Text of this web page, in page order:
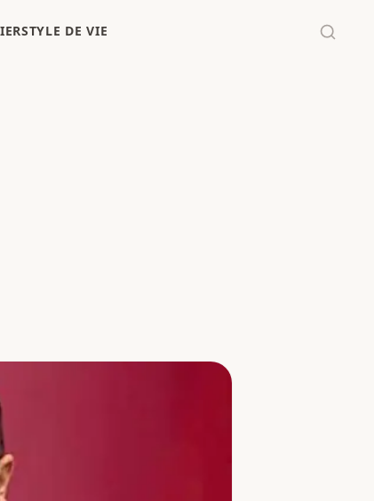
STYLE DE VIE